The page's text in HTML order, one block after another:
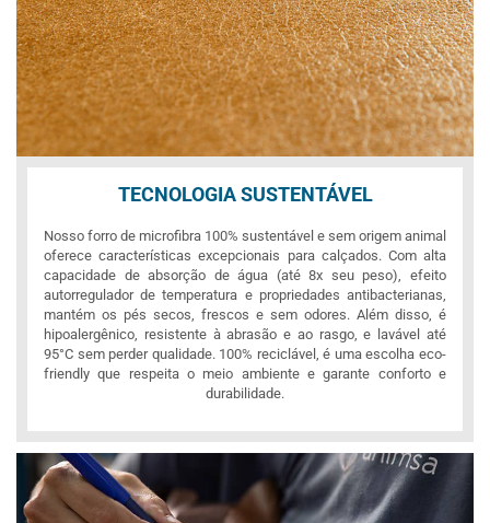
TECNOLOGIA SUSTENTÁVEL
Nosso forro de microfibra 100% sustentável e sem origem animal
oferece características excepcionais para calçados. Com alta
capacidade de absorção de água (até 8x seu peso), efeito
autorregulador de temperatura e propriedades antibacterianas,
mantém os pés secos, frescos e sem odores. Além disso, é
hipoalergênico, resistente à abrasão e ao rasgo, e lavável até
95°C sem perder qualidade. 100% reciclável, é uma escolha eco-
friendly que respeita o meio ambiente e garante conforto e
durabilidade.